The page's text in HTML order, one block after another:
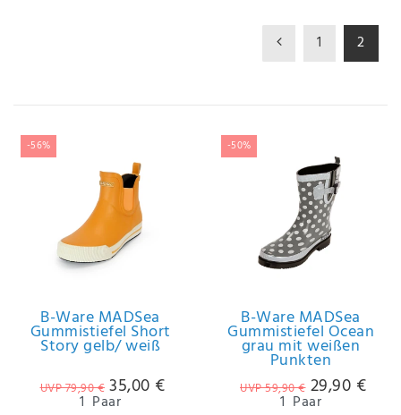
1 2
bestätige
ich, dass
ich die
erklärung
gelesen
habe. *
-56%
B-Ware MADSea
Gummistiefel Short
Story gelb/ weiß
UVP 79,90 € 35,00 €
1 Paar
-50%
B-Ware MADSea
Gummistiefel Ocean
grau mit weißen
Punkten
UVP 59,90 € 29,90 €
1 Paar